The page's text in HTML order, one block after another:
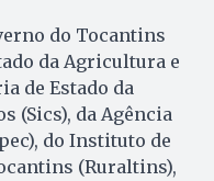
do Tocantins
da Agricultura e
de Estado da
(Sics), da Agência
do Instituto de
(Ruraltins),